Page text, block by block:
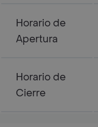
Horario de
Apertura
Horario de
Cierre